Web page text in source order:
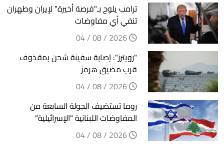
ترامب يلوح بـ"فرصة أخيرة" لإيران وطهران
تنفي أي مفاوضات
"رويترز": إصابة سفينة شحن بمقذوف
قرب مضيق هرمز
روما تستضيف الجولة السابعة من
المفاوضات اللبنانية "الإسرائيلية"